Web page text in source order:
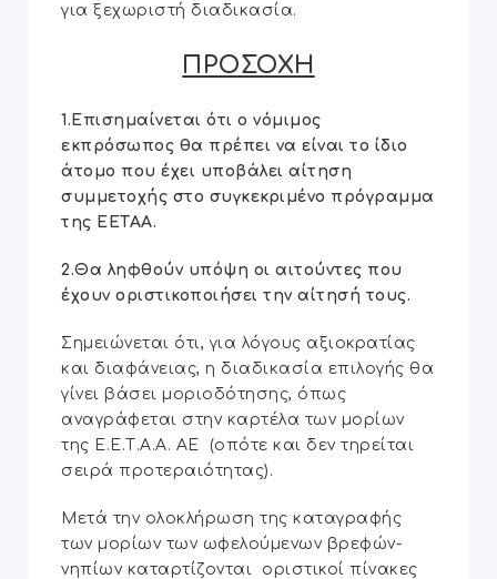
για ξεχωριστή διαδικασία.
ΠΡΟΣΟΧΗ
1.Επισημαίνεται ότι ο νόμιμος
εκπρόσωπος θα πρέπει να είναι το ίδιο
άτομο που έχει υποβάλει αίτηση
συμμετοχής στο συγκεκριμένο πρόγραμμα
της ΕΕΤΑΑ.
2.Θα ληφθούν υπόψη οι αιτούντες που
έχουν οριστικοποιήσει την αίτησή τους.
Σημειώνεται ότι, για λόγους αξιοκρατίας
και διαφάνειας, η διαδικασία επιλογής θα
γίνει βάσει μοριοδότησης, όπως
αναγράφεται στην καρτέλα των μορίων
της Ε.Ε.Τ.Α.Α. ΑΕ (οπότε και δεν τηρείται
σειρά προτεραιότητας).
Μετά την ολοκλήρωση της καταγραφής
των μορίων των ωφελούμενων βρεφών-
νηπίων καταρτίζoνται οριστικοί πίνακες